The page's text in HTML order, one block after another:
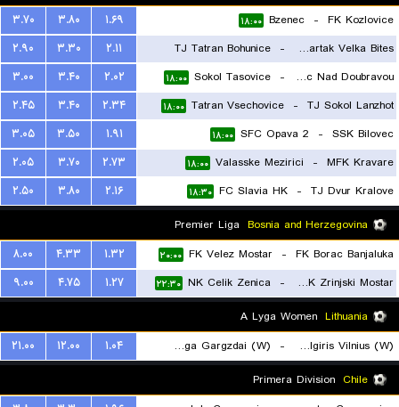
FK Kozlovice
-
Bzenec ۱۸:۰۰ ۱.۶۹ ۳.۸۰
۳.۷۰
FC Spartak Velka Bites
-
TJ Tatran Bohunice
۱۸:۰۰
۲.۱۱ ۳.۳۰
۲.۹۰
SK Zdirec Nad Doubravou
-
Sokol Tasovice ۱۸:۰۰ ۲.۰۲ ۳.۴۰
۳.۰۰
TJ Sokol Lanzhot
-
Tatran Vsechovice ۱۸:۰۰ ۲.۳۴ ۳.۴۰
۲.۴۵
SSK Bilovec
-
SFC Opava 2 ۱۸:۰۰ ۱.۹۱ ۳.۵۰
۳.۰۵
MFK Kravare
-
Valasske Mezirici ۱۸:۰۰ ۲.۷۳ ۳.۷۰
۲.۰۵
TJ Dvur Kralove
-
FC Slavia HK ۱۸:۳۰ ۲.۱۶ ۳.۸۰
۲.۵۰
Bosnia and Herzegovina
FK Borac Banjaluka
-
FK Velez Mostar ۲۰:۰۰ ۱.۳۲ ۴.۳۳
۸.۰۰
HSK Zrinjski Mostar
-
NK Celik Zenica ۲۲:۳۰ ۱.۲۷ ۴.۷۵
۹.۰۰
Lithuania
FK Zalgiris Vilnius (W)
-
FK Banga Gargzdai (W)
۱۹:۳۰
۱.۰۴ ۱۲.۰۰
۲۱.۰۰
Chile